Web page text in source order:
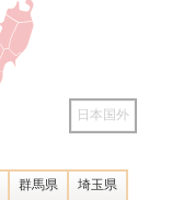
群馬県 埼玉県
日本国外